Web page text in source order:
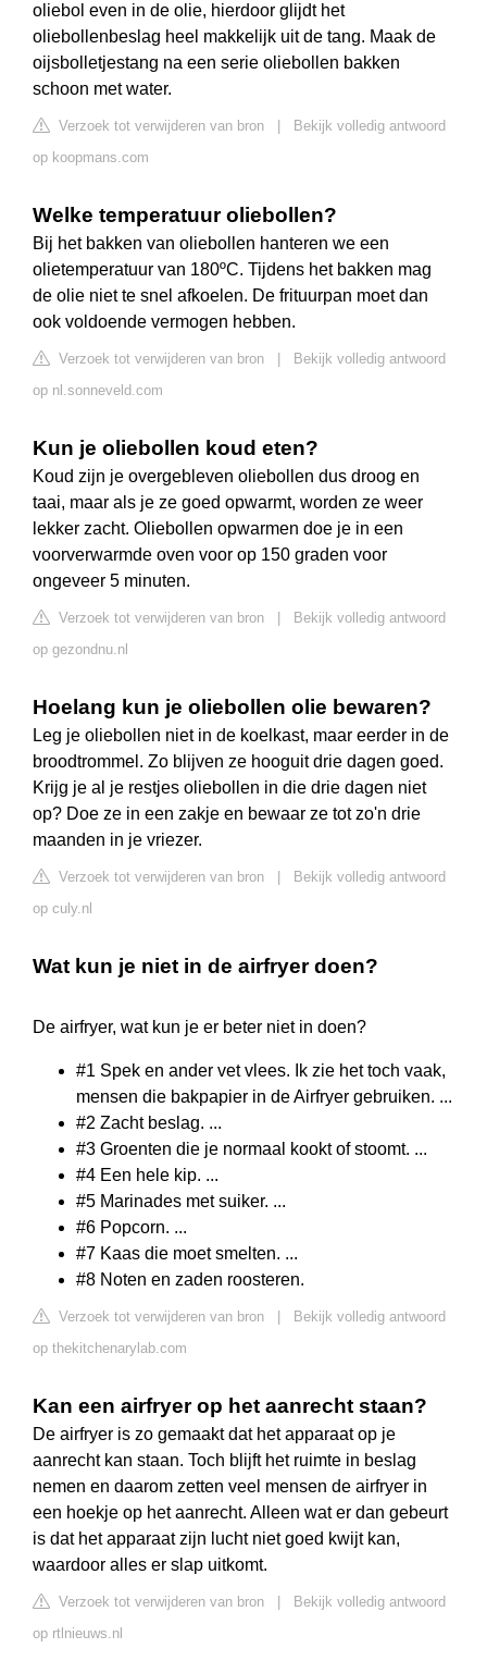
oliebol even in de olie, hierdoor glijdt het
oliebollenbeslag heel makkelijk uit de tang. Maak de
oijsbolletjestang na een serie oliebollen bakken
schoon met water.
Verzoek tot verwijderen van bron
Bekijk volledig antwoord
op koopmans.com
Welke temperatuur oliebollen?
Bij het bakken van oliebollen hanteren we een
olietemperatuur van 180ºC. Tijdens het bakken mag
de olie niet te snel afkoelen. De frituurpan moet dan
ook voldoende vermogen hebben.
Verzoek tot verwijderen van bron
Bekijk volledig antwoord
op nl.sonneveld.com
Kun je oliebollen koud eten?
Koud zijn je overgebleven oliebollen dus droog en
taai, maar als je ze goed opwarmt, worden ze weer
lekker zacht. Oliebollen opwarmen doe je in een
voorverwarmde oven voor op 150 graden voor
ongeveer 5 minuten.
Verzoek tot verwijderen van bron
Bekijk volledig antwoord
op gezondnu.nl
Hoelang kun je oliebollen olie bewaren?
Leg je oliebollen niet in de koelkast, maar eerder in de
broodtrommel. Zo blijven ze hooguit drie dagen goed.
Krijg je al je restjes oliebollen in die drie dagen niet
op? Doe ze in een zakje en bewaar ze tot zo'n drie
maanden in je vriezer.
Verzoek tot verwijderen van bron
Bekijk volledig antwoord
op culy.nl
Wat kun je niet in de airfryer doen?
De airfryer, wat kun je er beter niet in doen?
#1 Spek en ander vet vlees. Ik zie het toch vaak,
mensen die bakpapier in de Airfryer gebruiken. ...
#2 Zacht beslag. ...
#3 Groenten die je normaal kookt of stoomt. ...
#4 Een hele kip. ...
#5 Marinades met suiker. ...
#6 Popcorn. ...
#7 Kaas die moet smelten. ...
#8 Noten en zaden roosteren.
Verzoek tot verwijderen van bron
Bekijk volledig antwoord
op thekitchenarylab.com
Kan een airfryer op het aanrecht staan?
De airfryer is zo gemaakt dat het apparaat op je
aanrecht kan staan. Toch blijft het ruimte in beslag
nemen en daarom zetten veel mensen de airfryer in
een hoekje op het aanrecht. Alleen wat er dan gebeurt
is dat het apparaat zijn lucht niet goed kwijt kan,
waardoor alles er slap uitkomt.
Verzoek tot verwijderen van bron
Bekijk volledig antwoord
op rtlnieuws.nl